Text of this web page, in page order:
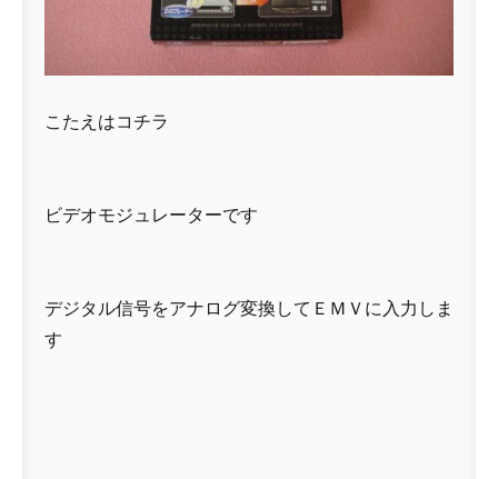
こたえはコチラ
ビデオモジュレーターです
デジタル信号をアナログ変換してＥＭＶに入力しま
す